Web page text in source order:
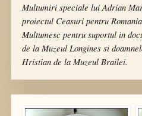
Multumiri speciale lui Adrian
proiectul Ceasuri pentru
Multumesc pentru suportul in
de la Muzeul Longines si
Hristian de la Muzeul Brailei.